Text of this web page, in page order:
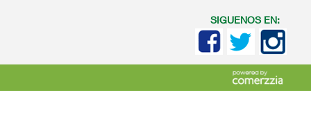
SIGUENOS EN: